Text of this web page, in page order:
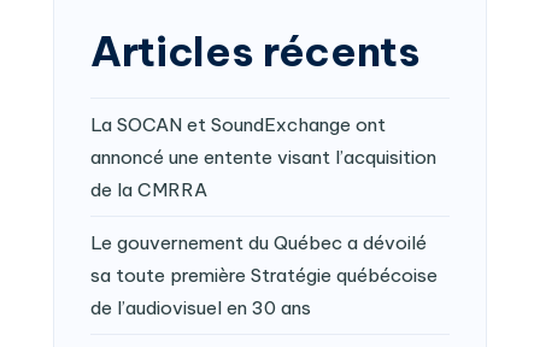
Articles récents
La SOCAN et SoundExchange ont
annoncé une entente visant l’acquisition
de la CMRRA
Le gouvernement du Québec a dévoilé
sa toute première Stratégie québécoise
de l’audiovisuel en 30 ans